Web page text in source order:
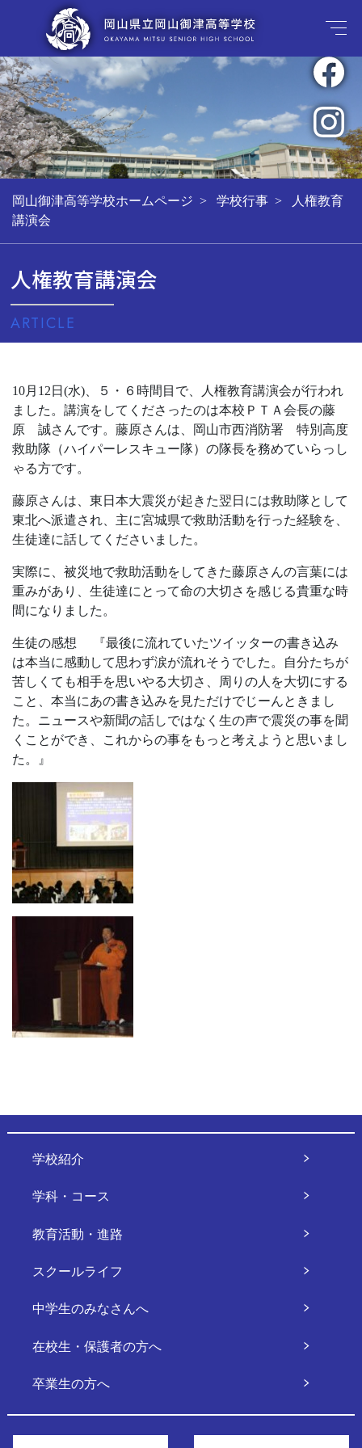
岡山御津高等学校ホームページ 学校行事
人権教育
講演会
人権教育講演会
ARTICLE
10月12日(水)、５・６時間目で、人権教育講演会が行われ
ました。講演をしてくださったのは本校ＰＴＡ会長の藤
原 誠さんです。藤原さんは、岡山市西消防署 特別高度
救助隊（ハイパーレスキュー隊）の隊長を務めていらっし
ゃる方です。
藤原さんは、東日本大震災が起きた翌日には救助隊として
東北へ派遣され、主に宮城県で救助活動を行った経験を、
生徒達に話してくださいました。
実際に、被災地で救助活動をしてきた藤原さんの言葉には
重みがあり、生徒達にとって命の大切さを感じる貴重な時
間になりました。
生徒の感想 『最後に流れていたツイッターの書き込み
は本当に感動して思わず涙が流れそうでした。自分たちが
苦しくても相手を思いやる大切さ、周りの人を大切にする
こと、本当にあの書き込みを見ただけでじーんときまし
た。ニュースや新聞の話しではなく生の声で震災の事を聞
くことができ、これからの事をもっと考えようと思いまし
た。』
学校紹介
学科・コース
教育活動・進路
スクールライフ
中学生のみなさんへ
在校生・保護者の方へ
卒業生の方へ